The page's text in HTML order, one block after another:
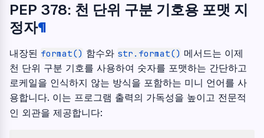
PEP 378: 천 단위 구분 기호용 포맷 지
정자¶
내장된 format() 함수와 str.format() 메서드는 이제
천 단위 구분 기호를 사용하여 숫자를 포맷하는 간단하고
로케일을 인식하지 않는 방식을 포함하는 미니 언어를 사
용합니다. 이는 프로그램 출력의 가독성을 높이고 전문적
인 외관을 제공합니다: